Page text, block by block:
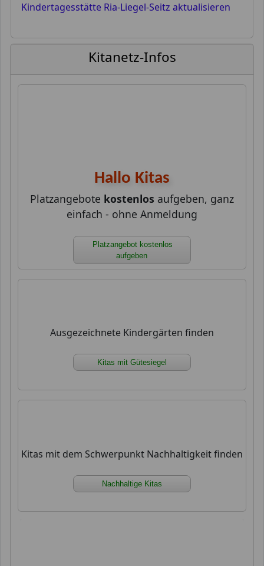
Kindertagesstätte Ria-Liegel-Seitz aktualisieren
Kitanetz-Infos
Hallo Kitas
Platzangebote kostenlos aufgeben, ganz
einfach - ohne Anmeldung
Platzangebot kostenlos
aufgeben
Ausgezeichnete Kindergärten finden
Kitas mit Gütesiegel
Kitas mit dem Schwerpunkt Nachhaltigkeit finden
Nachhaltige Kitas